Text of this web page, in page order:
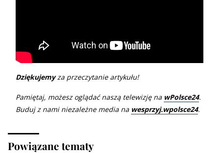
Dziękujemyza przeczytanie artykułu!
Pamiętaj, możesz oglądać naszą telewizję na wPolsce24.
Buduj z nami niezależne media na wesprzyj.wpolsce24.
Powiązane tematy